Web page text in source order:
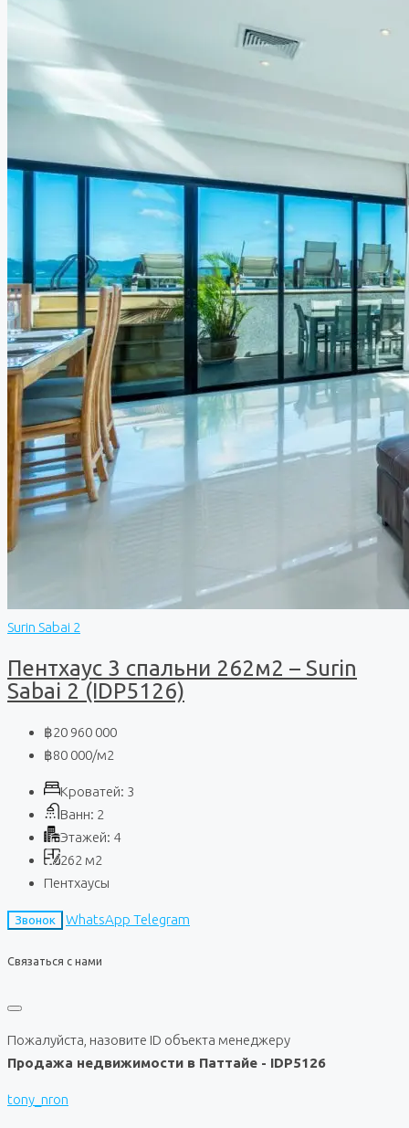
Surin Sabai 2
Пентхаус 3 спальни 262м2 – Surin
Sabai 2 (IDP5126)
฿20 960 000
฿80 000/м2
Кроватей: 3
Ванн: 2
Этажей: 4
262 м2
Пентхаусы
Звонок WhatsApp Telegram
Связаться с нами
Пожалуйста, назовите ID объекта менеджеру
Продажа недвижимости в Паттайе - IDP5126
tony_nron